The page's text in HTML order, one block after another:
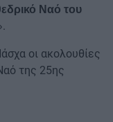
Ναό του
οι ακολουθίες
της 25ης